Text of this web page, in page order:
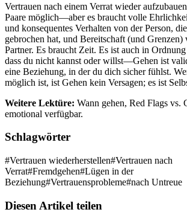
Vertrauen nach einem Verrat wieder
Paare möglich—aber es braucht volle
und konsequentes Verhalten von der Person,
gebrochen hat, und Bereitschaft (und Grenzen)
Partner. Es braucht Zeit. Es ist auch in
dass du nicht kannst oder willst—Gehen ist
eine Beziehung, in der du dich sicher fühlst.
möglich ist, ist Gehen kein Versagen; es ist
Weitere Lektüre: Wann gehen, Red Flags vs.
emotional verfügbar.
Schlagwörter
#Vertrauen wiederherstellen#Vertrauen nach
Verrat#Fremdgehen#Lügen in der
Beziehung#Vertrauensprobleme#nach Untreue
Diesen Artikel teilen